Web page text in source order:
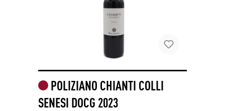
POLIZIANO CHIANTI COLLI
SENESI DOCG 2023